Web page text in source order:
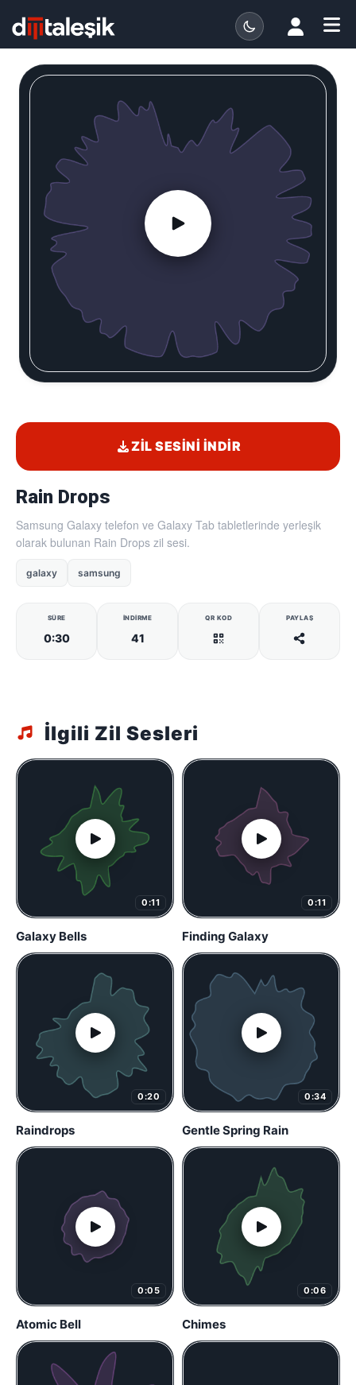
Rain Drops
Samsung Galaxy telefon ve Galaxy Tab tabletlerinde yerleşik
olarak bulunan Rain Drops zil sesi.
galaxy samsung
SÜRE
0:30
İNDIRME
41
QR KOD PAYLAŞ
ZIL SESINI İNDIR
İlgili Zil Sesleri
0:11
Galaxy Bells
0:11
Finding Galaxy
0:20
Raindrops
0:34
Gentle Spring Rain
0:05
Atomic Bell
0:06
Chimes